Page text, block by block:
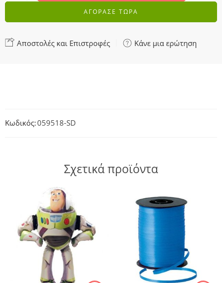
ΑΓΟΡΑΣΕ ΤΩΡΑ
Αποστολές και Επιστροφές Κάνε μια ερώτηση
Κωδικός:059518-SD
Σχετικά προϊόντα